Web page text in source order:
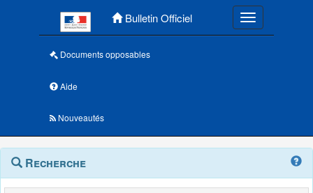
Bulletin Officiel Toggle
Documents opposables
Aide
Nouveautés
Navigation
outils
Menu
contextuel
Recherche